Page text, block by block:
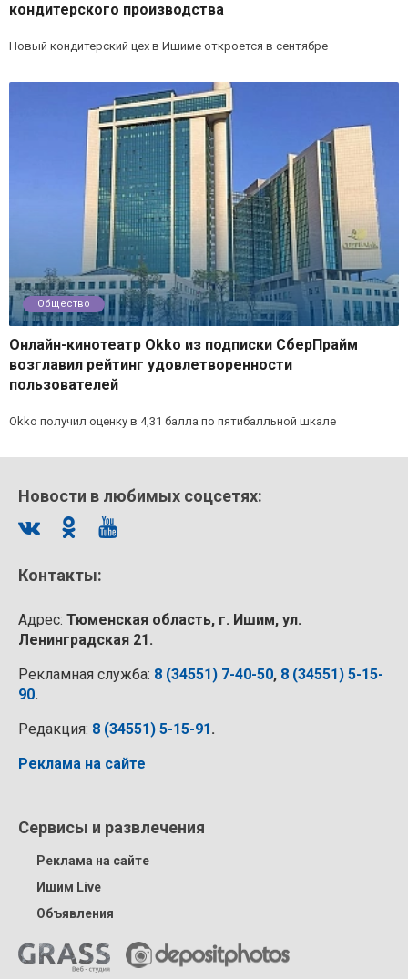
кондитерского производства
Новый кондитерский цех в Ишиме откроется в сентябре
Общество
Онлайн-кинотеатр Okko из подписки СберПрайм
возглавил рейтинг удовлетворенности
пользователей
Okko получил оценку в 4,31 балла по пятибалльной шкале
Новости в любимых соцсетях:
Контакты:
Адрес: Тюменская область, г. Ишим, ул.
Ленинградская 21.
Рекламная служба: 8 (34551) 7-40-50, 8 (34551) 5-15-
90.
Редакция: 8 (34551) 5-15-91.
Реклама на сайте
Сервисы и развлечения
Реклама на сайте
Ишим Live
Объявления